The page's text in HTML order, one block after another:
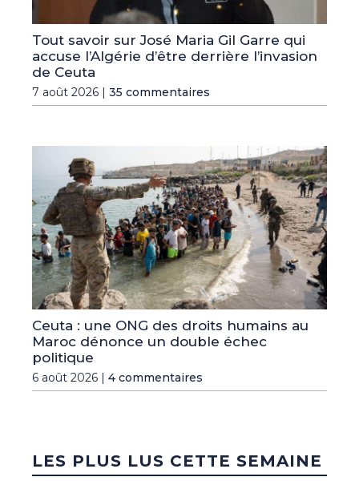
Tout savoir sur José Maria Gil Garre qui
accuse l’Algérie d’être derrière l’invasion
de Ceuta
7 août 2026 | 35 commentaires
Ceuta : une ONG des droits humains au
Maroc dénonce un double échec
politique
6 août 2026 | 4 commentaires
LES PLUS LUS CETTE SEMAINE